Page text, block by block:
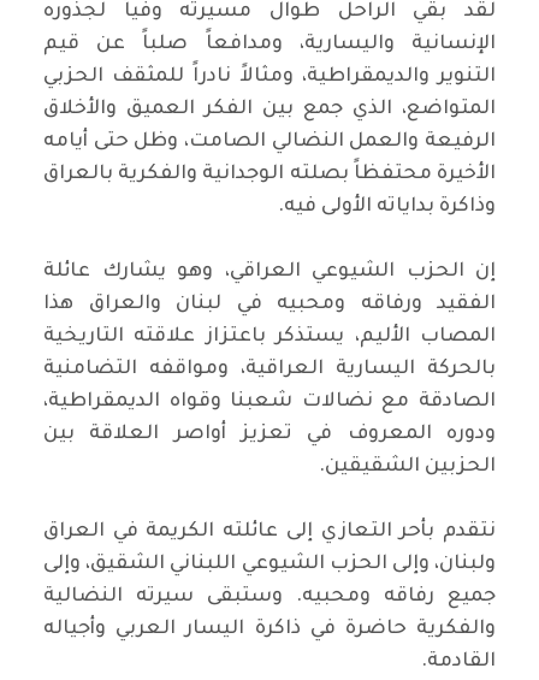
لقد بقي الراحل طوال مسيرته وفياً لجذوره
الإنسانية واليسارية، ومدافعاً صلباً عن قيم
التنوير والديمقراطية، ومثالاً نادراً للمثقف الحزبي
المتواضع، الذي جمع بين الفكر العميق والأخلاق
الرفيعة والعمل النضالي الصامت، وظل حتى أيامه
الأخيرة محتفظاً بصلته الوجدانية والفكرية بالعراق
وذاكرة بداياته الأولى فيه.
إن الحزب الشيوعي العراقي، وهو يشارك عائلة
الفقيد ورفاقه ومحبيه في لبنان والعراق هذا
المصاب الأليم، يستذكر باعتزاز علاقته التاريخية
بالحركة اليسارية العراقية، ومواقفه التضامنية
الصادقة مع نضالات شعبنا وقواه الديمقراطية،
ودوره المعروف في تعزيز أواصر العلاقة بين
الحزبين الشقيقين.
نتقدم بأحر التعازي إلى عائلته الكريمة في العراق
ولبنان، وإلى الحزب الشيوعي اللبناني الشقيق، وإلى
جميع رفاقه ومحبيه. وستبقى سيرته النضالية
والفكرية حاضرة في ذاكرة اليسار العربي وأجياله
القادمة.